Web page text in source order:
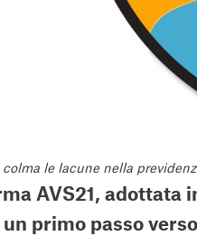
le lacune nella
AVS21, adottata
primo passo